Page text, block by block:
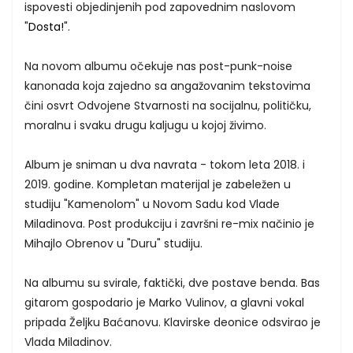
ispovesti objedinjenih pod zapovednim naslovom
"Dosta!".
Na novom albumu očekuje nas post-punk-noise
kanonada koja zajedno sa angažovanim tekstovima
čini osvrt Odvojene Stvarnosti na socijalnu, političku,
moralnu i svaku drugu kaljugu u kojoj živimo.
Album je sniman u dva navrata - tokom leta 2018. i
2019. godine. Kompletan materijal je zabeležen u
studiju "Kamenolom" u Novom Sadu kod Vlade
Miladinova. Post produkciju i završni re-mix načinio je
Mihajlo Obrenov u "Duru" studiju.
Na albumu su svirale, faktički, dve postave benda. Bas
gitarom gospodario je Marko Vulinov, a glavni vokal
pripada Željku Baćanovu. Klavirske deonice odsvirao je
Vlada Miladinov.